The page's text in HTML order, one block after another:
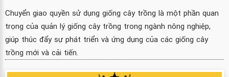
Chuyển giao quyền sử dụng giống cây trồng là một phần quan
trọng của quản lý giống cây trồng trong ngành nông nghiệp,
giúp thúc đẩy sự phát triển và ứng dụng của các giống cây
trồng mới và cải tiến.